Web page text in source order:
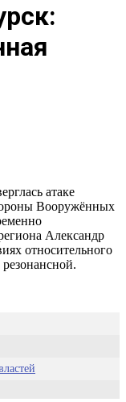
атаке
Вооружённых
Александр
относительного